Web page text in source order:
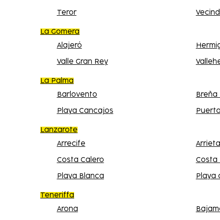
Teror
La Gomera
Alajeró
Valle Gran Rey
La Palma
Barlovento Breña
Playa Cancajos
Lanzarote
Arrecife Arrieta
Costa Calero Costa
Playa Blanca Playa
Teneriffa
Arona